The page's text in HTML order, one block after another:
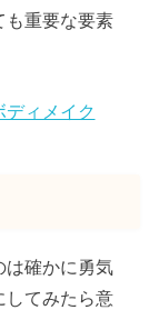
も重要な要素
ディメイク
は確かに勇気
してみたら意